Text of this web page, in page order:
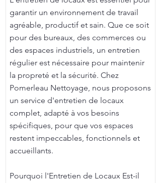
garantir un environnement de travail
agréable, productif et sain. Que ce soit
pour des bureaux, des commerces ou
des espaces industriels, un entretien
régulier est nécessaire pour maintenir
la propreté et la sécurité. Chez
Pomerleau Nettoyage, nous proposons
un service d'entretien de locaux
complet, adapté à vos besoins
spécifiques, pour que vos espaces
restent impeccables, fonctionnels et
accueillants.
Pourquoi l'Entretien de Locaux Est-il